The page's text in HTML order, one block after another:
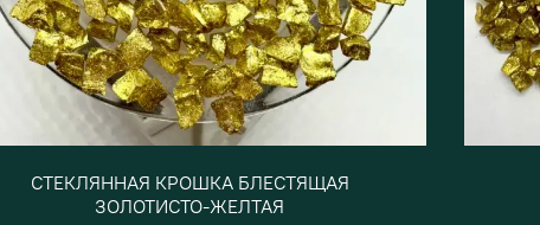
СТЕКЛЯННАЯ КРОШКА БЛЕСТЯЩАЯ
ЗОЛОТИСТО-ЖЕЛТАЯ